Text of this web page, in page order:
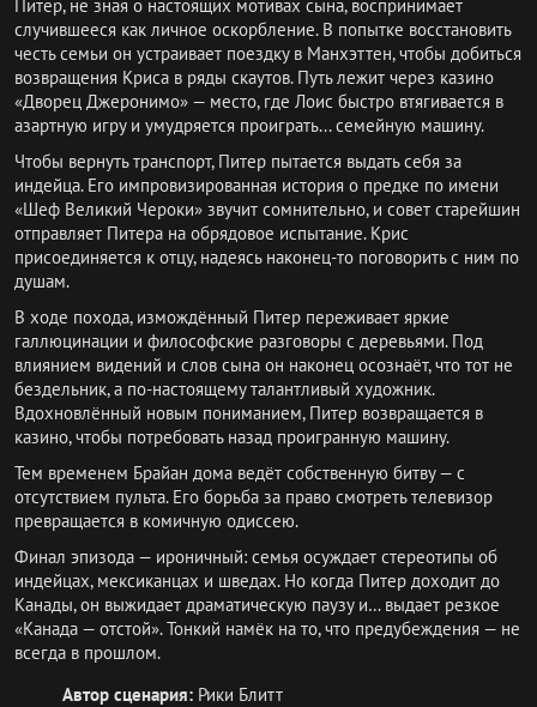
Питер, не зная о настоящих мотивах сына, воспринимает
случившееся как личное оскорбление. В попытке восстановить
честь семьи он устраивает поездку в Манхэттен, чтобы добиться
возвращения Криса в ряды скаутов. Путь лежит через казино
«Дворец Джеронимо» — место, где Лоис быстро втягивается в
азартную игру и умудряется проиграть... семейную машину.
Чтобы вернуть транспорт, Питер пытается выдать себя за
индейца. Его импровизированная история о предке по имени
«Шеф Великий Чероки» звучит сомнительно, и совет старейшин
отправляет Питера на обрядовое испытание. Крис
присоединяется к отцу, надеясь наконец-то поговорить с ним по
душам.
В ходе похода, измождённый Питер переживает яркие
галлюцинации и философские разговоры с деревьями. Под
влиянием видений и слов сына он наконец осознаёт, что тот не
бездельник, а по-настоящему талантливый художник.
Вдохновлённый новым пониманием, Питер возвращается в
казино, чтобы потребовать назад проигранную машину.
Тем временем Брайан дома ведёт собственную битву — с
отсутствием пульта. Его борьба за право смотреть телевизор
превращается в комичную одиссею.
Финал эпизода — ироничный: семья осуждает стереотипы об
индейцах, мексиканцах и шведах. Но когда Питер доходит до
Канады, он выжидает драматическую паузу и… выдает резкое
«Канада — отстой». Тонкий намёк на то, что предубеждения — не
всегда в прошлом.
Автор сценария: Рики Блитт